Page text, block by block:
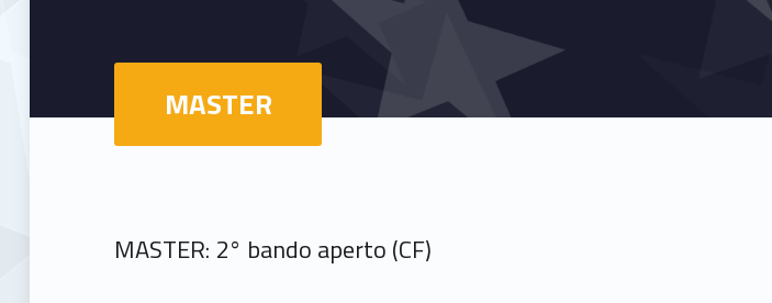
MASTER
MASTER: 2° bando aperto (CF)